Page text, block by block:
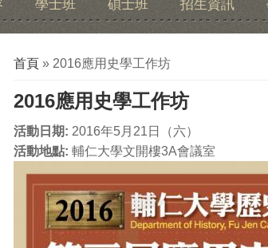
學士班 碩士班 招生資訊
您在這裡
首頁 » 2016應用史學工作坊
2016應用史學工作坊
活動日期: 2016年5月21日（六）
活動地點:輔仁大學文開樓3A會議室